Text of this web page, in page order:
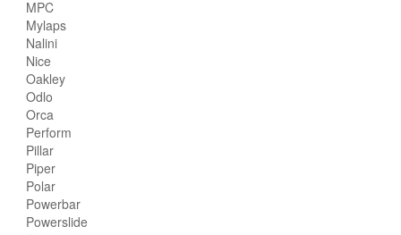
MPC
Mylaps
Nalini
Nice
Oakley
Odlo
Orca
Perform
Pillar
Piper
Polar
Powerbar
Powerslide